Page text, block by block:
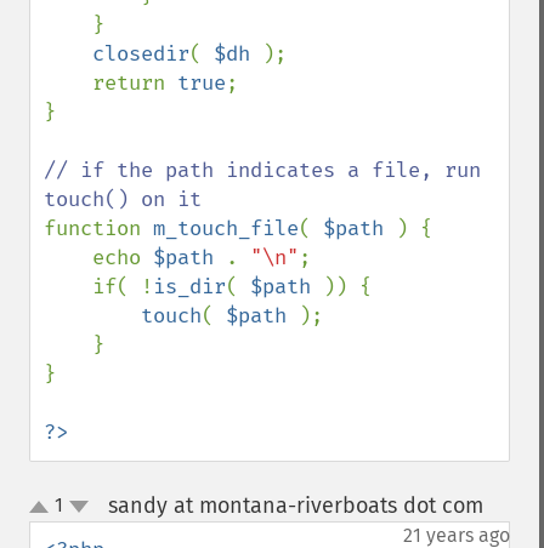
closedir( $dh
);
    return
true;
}
// if the path indicates a file, run
function m_touch_file( $path
) {
    echo
$path . "\n" ;
    if( !
is_dir( $path
)) {
touch( $path
);
}
?>
up
down
1 sandy at montana-riverboats dot com
21 years ago